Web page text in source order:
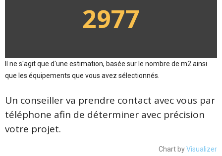
2977
Il ne s'agit que d'une estimation, basée sur le nombre de m2 ainsi
que les équipements que vous avez sélectionnés.
Un conseiller va prendre contact avec vous par
téléphone afin de déterminer avec précision
votre projet.
Chart byVisualizer